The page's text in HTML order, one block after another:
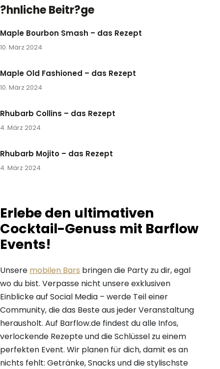
?hnliche Beitr?ge
Maple Bourbon Smash – das Rezept
10. März 2024
Maple Old Fashioned – das Rezept
10. März 2024
Rhubarb Collins – das Rezept
4. März 2024
Rhubarb Mojito – das Rezept
4. März 2024
Erlebe den ultimativen
Cocktail-Genuss mit Barflow
Events!
Unsere mobilen Bars bringen die Party zu dir, egal
wo du bist. Verpasse nicht unsere exklusiven
Einblicke auf Social Media – werde Teil einer
Community, die das Beste aus jeder Veranstaltung
herausholt. Auf Barflow.de findest du alle Infos,
verlockende Rezepte und die Schlüssel zu einem
perfekten Event. Wir planen für dich, damit es an
nichts fehlt: Getränke, Snacks und die stylischste